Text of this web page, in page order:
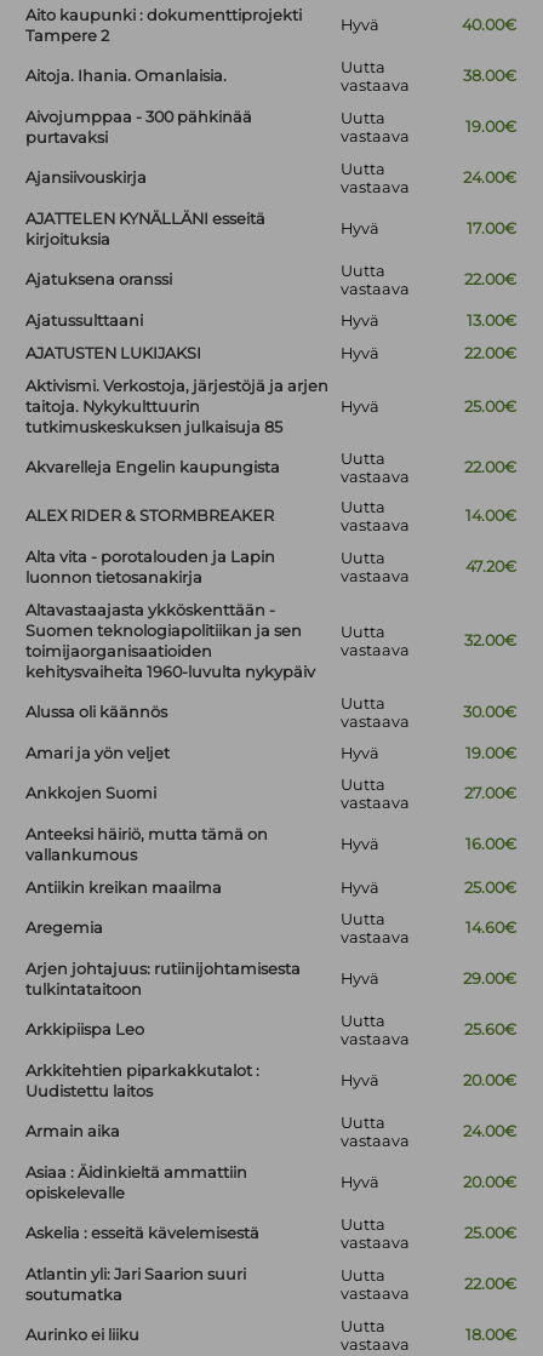
Aito kaupunki : dokumenttiprojekti
Tampere 2
Hyvä 40.00€
Aitoja. Ihania. Omanlaisia.
Uutta
vastaava
38.00€
Aivojumppaa - 300 pähkinää
purtavaksi
Uutta
vastaava
19.00€
Ajansiivouskirja
Uutta
vastaava
24.00€
AJATTELEN KYNÄLLÄNI esseitä
kirjoituksia
Hyvä 17.00€
Ajatuksena oranssi
Uutta
vastaava
22.00€
Ajatussulttaani Hyvä
13.00€
AJATUSTEN LUKIJAKSI
Hyvä
22.00€
Aktivismi. Verkostoja, järjestöjä ja arjen
taitoja. Nykykulttuurin
tutkimuskeskuksen julkaisuja 85
Hyvä 25.00€
Akvarelleja Engelin kaupungista
Uutta
vastaava
22.00€
ALEX RIDER & STORMBREAKER
Uutta
vastaava
14.00€
Alta vita - porotalouden ja Lapin
luonnon tietosanakirja
Uutta
vastaava
47.20€
Altavastaajasta ykköskenttään -
Suomen teknologiapolitiikan ja sen
toimijaorganisaatioiden
kehitysvaiheita 1960-luvulta nykypäiv
Uutta
vastaava
32.00€
Alussa oli käännös
Uutta
vastaava
30.00€
Amari ja yön veljet Hyvä 19.00€
Ankkojen Suomi
Uutta
vastaava
27.00€
Anteeksi häiriö, mutta tämä on
vallankumous
Hyvä 16.00€
Antiikin kreikan maailma Hyvä 25.00€
Aregemia
Uutta
vastaava
14.60€
Arjen johtajuus: rutiinijohtamisesta
tulkintataitoon
Hyvä 29.00€
Arkkipiispa Leo
Uutta
vastaava
25.60€
Arkkitehtien piparkakkutalot :
Uudistettu laitos
Hyvä 20.00€
Armain aika
Uutta
vastaava
24.00€
Asiaa : Äidinkieltä ammattiin
opiskelevalle
Hyvä 20.00€
Askelia : esseitä kävelemisestä
Uutta
vastaava
25.00€
Atlantin yli: Jari Saarion suuri
soutumatka
Uutta
vastaava
22.00€
Aurinko ei liiku
Uutta
vastaava
18.00€